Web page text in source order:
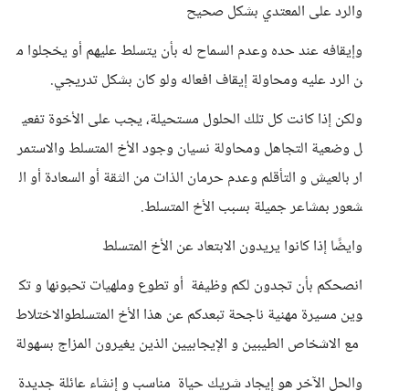
والرد على المعتدي بشكل صحيح
وإيقافه عند حده وعدم السماح له بأن يتسلط عليهم أو يخجلوا م
ن الرد عليه ومحاولة إيقاف افعاله ولو كان بشكل تدريجي.
ولكن إذا كانت كل تلك الحلول مستحيلة، يجب على الأخوة تفعي
ل وضعية التجاهل ومحاولة نسيان وجود الأخ المتسلط والاستمر
ار بالعيش و التأقلم وعدم حرمان الذات من الثقة أو السعادة أو ال
شعور بمشاعر جميلة بسبب الأخ المتسلط.
وايضًا إذا كانوا يريدون الابتعاد عن الأخ المتسلط
انصحكم بأن تجدون لكم وظيفة أو تطوع وملهيات تحبونها و تك
وين مسيرة مهنية ناجحة تبعدكم عن هذا الأخ المتسلطوالاختلاط
مع الاشخاص الطيبين و الإيجابيين الذين يغيرون المزاج بسهولة
والحل الآخر هو إيجاد شريك حياة مناسب و إنشاء عائلة جديدة